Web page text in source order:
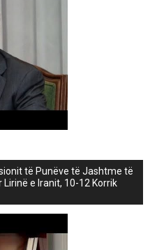
të Punëve të Jashtme të
e Iranit, 10-12 Korrik